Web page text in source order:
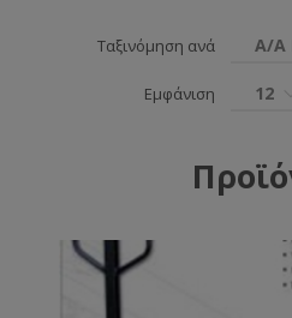
Ταξινόμηση ανά Α/Α
Εμφάνιση 12